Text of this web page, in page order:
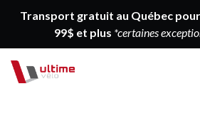
Transport gratuit au Québec
99$ et plus *certaines